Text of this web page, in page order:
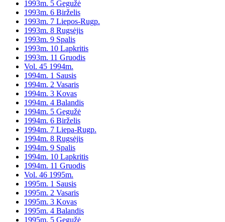
1993m. 5 Gegužė
1993m. 6 Birželis
1993m. 7 Liepos-Rugp.
1993m. 8 Rugsėjis
1993m. 9 Spalis
1993m. 10 Lapkritis
1993m. 11 Gruodis
Vol. 45 1994m.
1994m. 1 Sausis
1994m. 2 Vasaris
1994m. 3 Kovas
1994m. 4 Balandis
1994m. 5 Gegužė
1994m. 6 Birželis
1994m. 7 Liepa-Rugp.
1994m. 8 Rugsėjis
1994m. 9 Spalis
1994m. 10 Lapkritis
1994m. 11 Gruodis
Vol. 46 1995m.
1995m. 1 Sausis
1995m. 2 Vasaris
1995m. 3 Kovas
1995m. 4 Balandis
1995m. 5 Gegužė